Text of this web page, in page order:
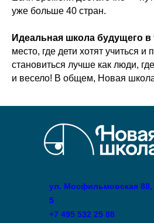
уже больше 40 стран.
Идеальная школа будущего в
место, где дети хотят учиться и
становиться лучше как люди,
и весело! В общем, Новая
ул. Мосфильмовская 88,
5
+7 495 532 25 88